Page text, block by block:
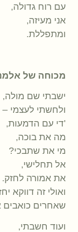
עם רוח גדולה,
אני מעיזה,
ומתפללת.
מכוחה של
ישבתי שם מולה,
ולחשתי לעצמי –
'די עם הדמעות,
מה את בוכה,
מי את שתבכי?
אל תחלישי,
את אמורה לחזק.
ואולי זה דווקא
שאחרים
ועוד חשבתי,